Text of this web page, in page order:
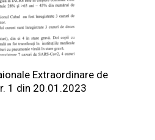
Extraordinare de
1 din 20.01.2023